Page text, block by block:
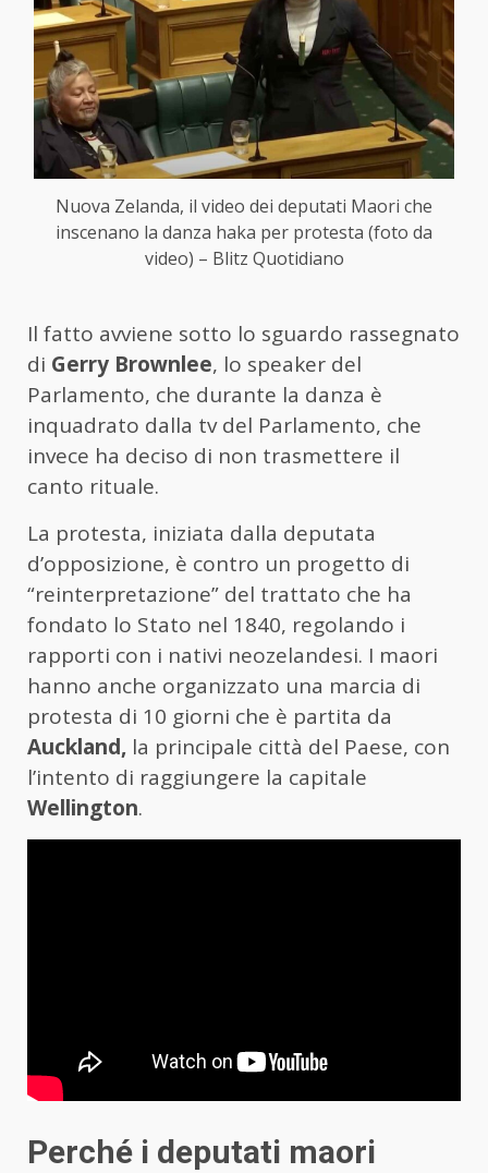
Nuova Zelanda, il video dei deputati Maori che
inscenano la danza haka per protesta (foto da
video) – Blitz Quotidiano
Il fatto avviene sotto lo sguardo rassegnato
di Gerry Brownlee, lo speaker del
Parlamento, che durante la danza è
inquadrato dalla tv del Parlamento, che
invece ha deciso di non trasmettere il
canto rituale.
La protesta, iniziata dalla deputata
d’opposizione, è contro un progetto di
“reinterpretazione” del trattato che ha
fondato lo Stato nel 1840, regolando i
rapporti con i nativi neozelandesi. I maori
hanno anche organizzato una marcia di
protesta di 10 giorni che è partita da
Auckland, la principale città del Paese, con
l’intento di raggiungere la capitale
Wellington.
Perché i deputati maori